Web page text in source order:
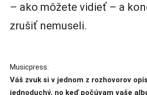
– ako môžete vidieť – a
zrušiť nemuseli.
Musicpress:
Váš zvuk si v jednom z rozhovorov
jednoduchý, no keď počúvam vaše